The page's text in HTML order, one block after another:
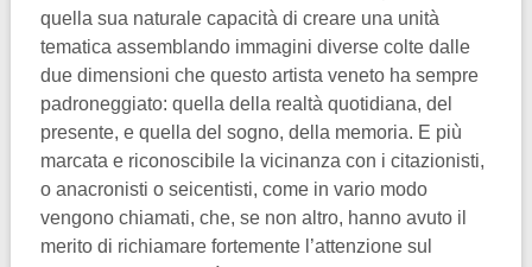
quella sua naturale capacità di creare una unità
tematica assemblando immagini diverse colte dalle
due dimensioni che questo artista veneto ha sempre
padroneggiato: quella della realtà quotidiana, del
presente, e quella del sogno, della memoria. E più
marcata e riconoscibile la vicinanza con i citazionisti,
o anacronisti o seicentisti, come in vario modo
vengono chiamati, che, se non altro, hanno avuto il
merito di richiamare fortemente l’attenzione sul